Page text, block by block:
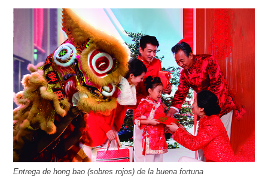
Entrega de hong bao (sobres rojos) de la buena fortuna